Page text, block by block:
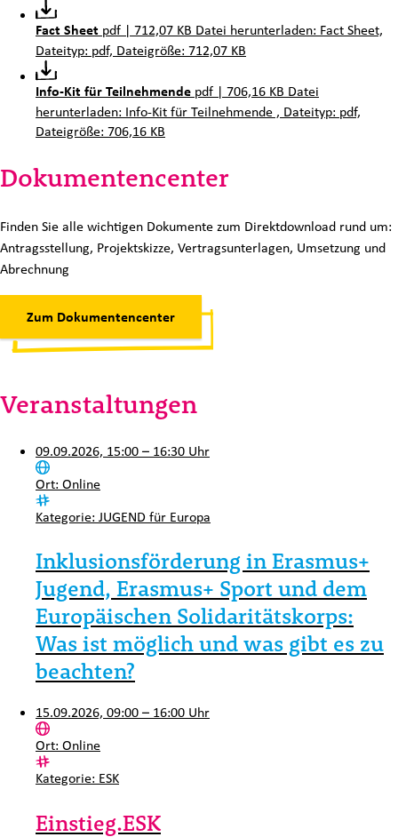
Fact Sheet pdf | 712,07 KB Datei herunterladen: Fact Sheet,
Dateityp: pdf, Dateigröße: 712,07 KB
Info-Kit für Teilnehmende pdf | 706,16 KB Datei
herunterladen: Info-Kit für Teilnehmende , Dateityp: pdf,
Dateigröße: 706,16 KB
Dokumentencenter
Finden Sie alle wichtigen Dokumente zum Direktdownload rund um:
Antragsstellung, Projektskizze, Vertragsunterlagen, Umsetzung und
Abrechnung
Zum Dokumentencenter
Veranstaltungen
09.09.2026, 15:00 – 16:30 Uhr
Ort: Online
Kategorie: JUGEND für Europa
Inklusionsförderung in Erasmus+
Jugend, Erasmus+ Sport und dem
Europäischen Solidaritätskorps:
Was ist möglich und was gibt es zu
beachten?
15.09.2026, 09:00 – 16:00 Uhr
Ort: Online
Kategorie: ESK
Einstieg.ESK